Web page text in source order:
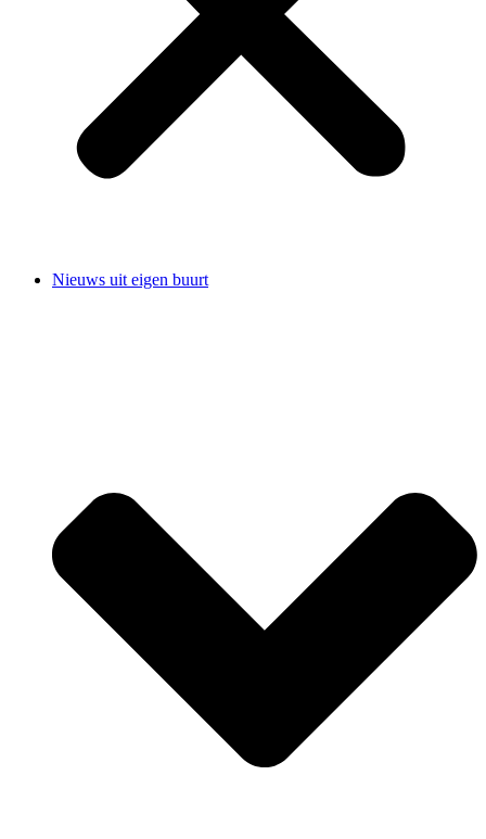
Nieuws uit eigen buurt